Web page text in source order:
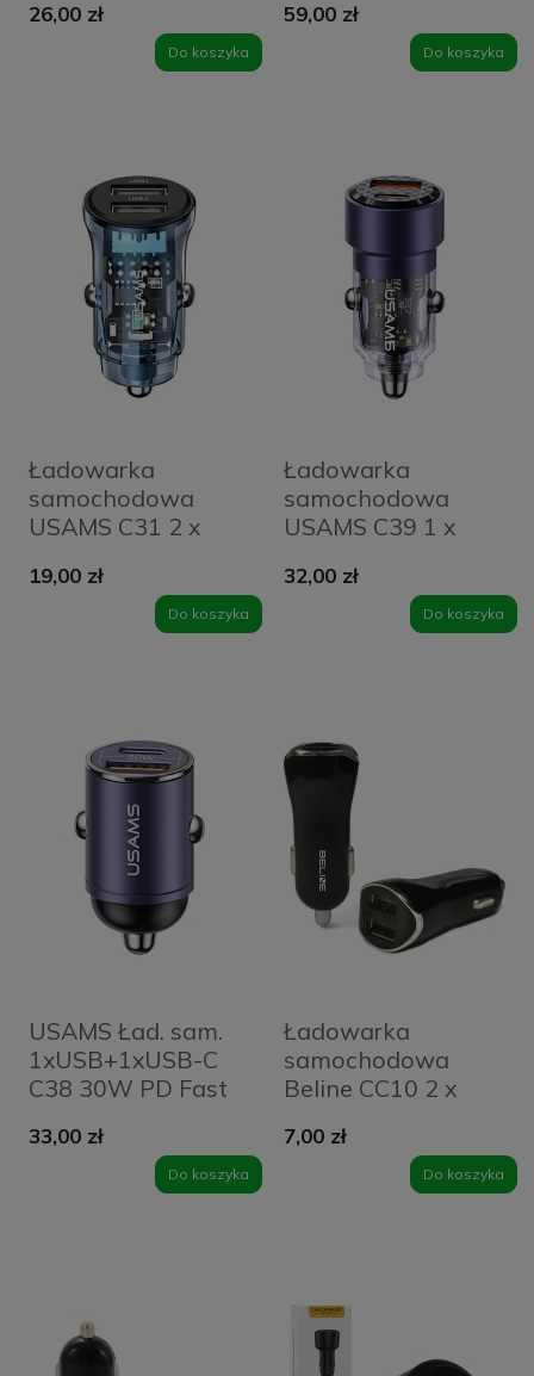
30 W Czarna -
26,00 zł
Do koszyka
5A Somostel
czarna + kabel
59,00 zł
Do koszyka
Ładowarka
samochodowa
USAMS C31 2 x
Blue
19,00 zł
Do koszyka
Ładowarka
samochodowa
USAMS C39 1 x
60 W Fioletowa -
32,00 zł
Do koszyka
USAMS Ład. sam.
1xUSB+1xUSB-C
C38 30W PD Fast
wbudowanym
pieścieniem
fioletowy/purple
33,00 zł
Do koszyka
Ładowarka
samochodowa
Beline CC10 2 x
Czarna - Black
7,00 zł
Do koszyka